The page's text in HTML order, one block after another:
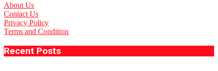
About Us
Contact Us
Privacy Policy
Terms and Condition
Recent Posts